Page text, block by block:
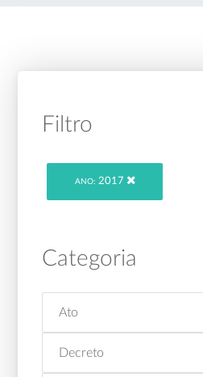
Filtro
ANO: 2017
Categoria
Ato
Decreto